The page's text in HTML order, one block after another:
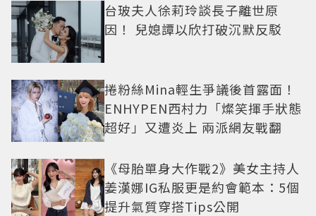
台玻夫人徐莉玲談長子離世原
因！ 兒媳譚以欣打破沉默反駁
捲粉絲Mina輕生爭議後首露面！
ENHYPEN西村力「燦笑揮手狀態
超好」又遭炎上 兩派網友戰翻
《母胎單身大作戰2》美女主持人
姜漢娜IG私服更是約會範本：5個
提升氣質穿搭Tips公開